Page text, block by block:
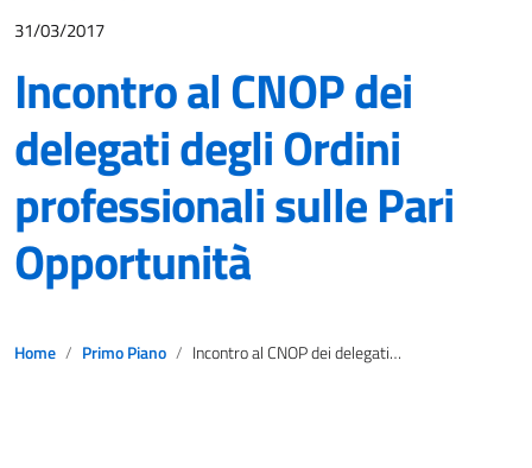
31/03/2017
Incontro al CNOP dei
delegati degli Ordini
professionali sulle Pari
Opportunità
Home Primo Piano Incontro al CNOP dei delegati degli Ordini professionali sulle Pari Opportunità